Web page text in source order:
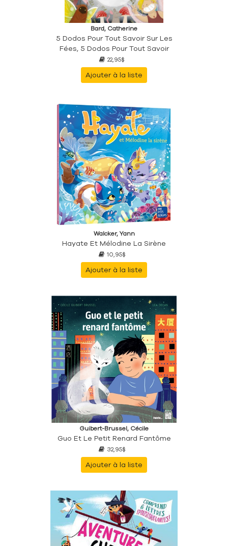
Bard, Catherine
5 Dodos Pour Tout Savoir Sur Les
Fées, 5 Dodos Pour Tout Savoir
22,95$
Ajouter à la liste
Walcker, Yann
Hayate Et Mélodine La Sirène
10,95$
Ajouter à la liste
Guibert-Brussel, Cécile
Guo Et Le Petit Renard Fantôme
32,95$
Ajouter à la liste